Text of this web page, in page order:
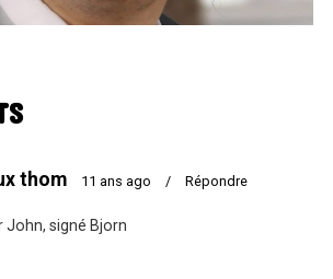
thom 11 ans ago / Répondre
signé Bjorn